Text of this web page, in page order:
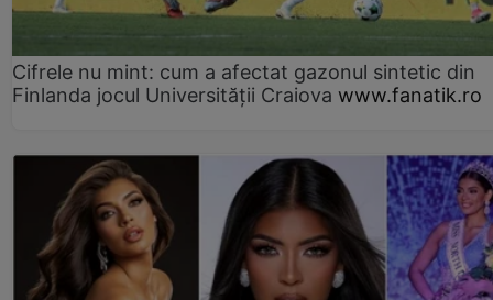
Cifrele nu mint: cum a afectat gazonul sintetic din
Finlanda jocul Universității Craiova www.fanatik.ro